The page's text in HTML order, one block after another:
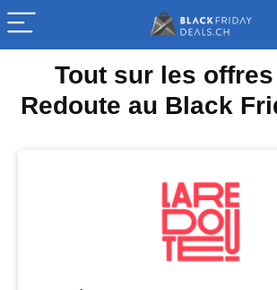
Tout sur les
Redoute au Black